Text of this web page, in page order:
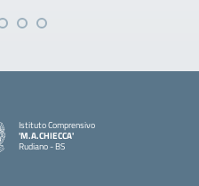
Istituto Comprensivo
'M.A.CHIECCA'
Rudiano - BS